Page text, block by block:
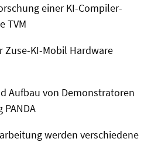
einer KI-Compiler-
TVM
Zuse-KI-Mobil Hardware
Aufbau von Demonstratoren
werden verschiedene